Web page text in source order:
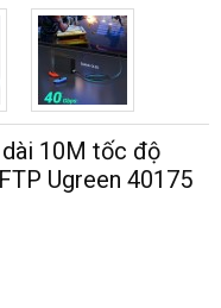
10M tốc độ
Ugreen 40175